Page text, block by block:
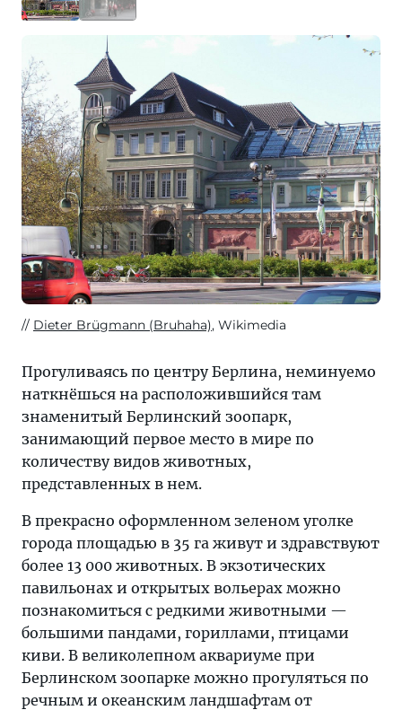
Dieter Brügmann (Bruhaha), Wikimedia
Прогуливаясь по центру Берлина, неминуемо
наткнёшься на расположившийся там
знаменитый Берлинский зоопарк,
занимающий первое место в мире по
количеству видов животных,
представленных в нем.
В прекрасно оформленном зеленом уголке
города площадью в 35 га живут и здравствуют
более 13 000 животных. В экзотических
павильонах и открытых вольерах можно
познакомиться с редкими животными —
большими пандами, гориллами, птицами
киви. В великолепном аквариуме при
Берлинском зоопарке можно прогуляться по
речным и океанским ландшафтам от